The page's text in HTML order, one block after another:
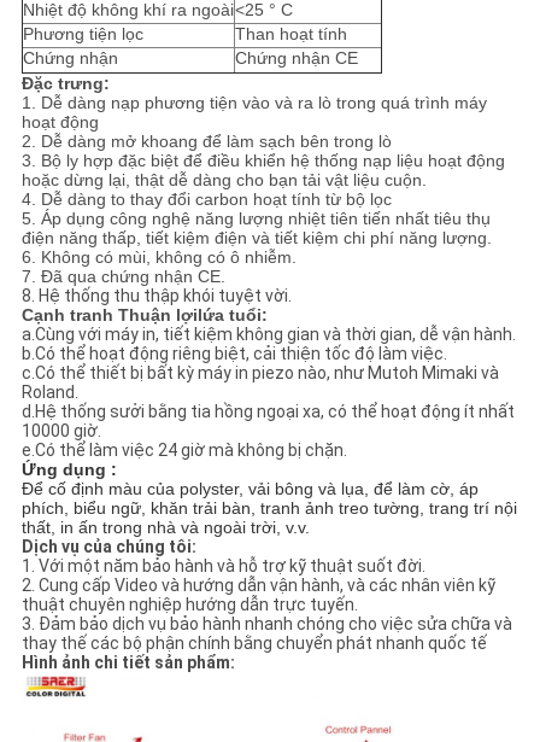
Nhiệt độ không khí ra ngoài<25 ° C
Phương tiện lọc
Than hoạt tính
Chứng nhận
Chứng nhận CE
Đặc trưng:
1. Dễ dàng nạp phương tiện vào và ra lò trong quá trình máy
hoạt động
2. Dễ dàng mở khoang để làm sạch bên trong lò
3. Bộ ly hợp đặc biệt để điều khiển hệ thống nạp liệu hoạt động
hoặc dừng lại, thật dễ dàng cho bạn tải vật liệu cuộn.
4. Dễ dàng to thay đổicarbon hoạt tính từ bộ lọc
5. Áp dụng công nghệ năng lượng nhiệt tiên tiến nhất tiêu thụ
điện năng thấp, tiết kiệm điện và tiết kiệm chi phí năng lượng.
6. Không có mùi, không có ô nhiễm.
7. Đã qua chứng nhận CE.
8. Hệ thống thu thập khói tuyệt vời.
Cạnh tranh Thuận lợilứa tuổi:
a.Cùng với máy in, tiết kiệm không gian và thời gian, dễ vận hành.
b.Có thể hoạt động riêng biệt, cải thiện tốc độ làm việc.
c.Có thể thiết bị bất kỳ máy in piezo nào, như Mutoh Mimaki và
Roland.
d.Hệ thống sưởi bằng tia hồng ngoại xa, có thể hoạt động ít nhất
10000 giờ.
e.Có thể làm việc 24 giờ mà không bị chặn.
Ứng dụng :
Để cố định màu của polyster, vải bông và lụa, để làm cờ, áp
phích, biểu ngữ, khăn trải bàn, tranh ảnh treo tường, trang trí nội
thất, in ấn trong nhà và ngoài trời, v.v.
Dịch vụ của chúng tôi:
1. Với một năm bảo hành và hỗ trợ kỹ thuật suốt đời.
2. Cung cấp Video và hướng dẫn vận hành, và các nhân viên kỹ
thuật chuyên nghiệp hướng dẫn trực tuyến.
3. Đảm bảo dịch vụ bảo hành nhanh chóng cho việc sửa chữa và
thay thế các bộ phận chính bằng chuyển phát nhanh quốc tế
Hình ảnh chi tiết sản phẩm: